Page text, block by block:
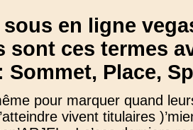
sous en ligne
sont ces termes
Sommet, Place,
pour marquer quand
vivent titulaires